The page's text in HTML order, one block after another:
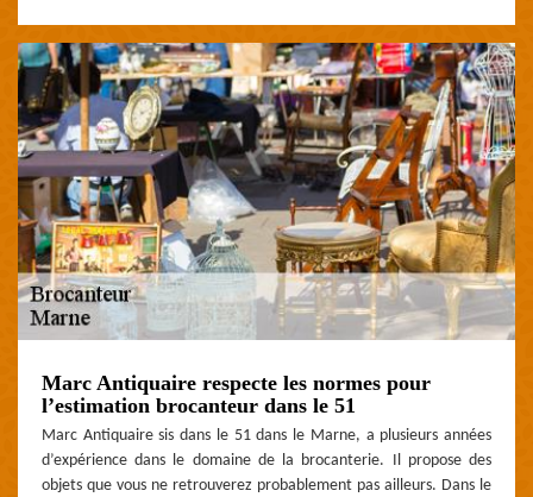
Marc Antiquaire respecte les normes pour
l’estimation brocanteur dans le 51
Marc Antiquaire sis dans le 51 dans le Marne, a plusieurs années
d’expérience dans le domaine de la brocanterie. Il propose des
objets que vous ne retrouverez probablement pas ailleurs. Dans le